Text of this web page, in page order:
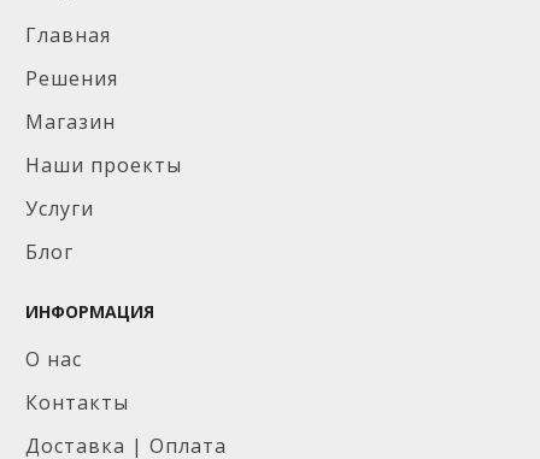
Главная
Решения
Магазин
Наши проекты
Услуги
Блог
ИНФОРМАЦИЯ
О нас
Контакты
Доставка | Оплата